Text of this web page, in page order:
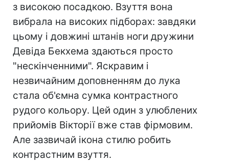
з високою посадкою. Взуття вона
вибрала на високих підборах: завдяки
цьому і довжині штанів ноги дружини
Девіда Бекхема здаються просто
"нескінченними". Яскравим і
незвичайним доповненням до лука
стала об'ємна сумка контрастного
рудого кольору. Цей один з улюблених
прийомів Вікторії вже став фірмовим.
Але зазвичай ікона стилю робить
контрастним взуття.